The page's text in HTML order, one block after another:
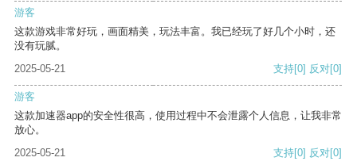
游客
这款游戏非常好玩，画面精美，玩法丰富。我已经玩了好几个小时，还
没有玩腻。
2025-05-21
支持[0] 反对[0]
游客
这款加速器app的安全性很高，使用过程中不会泄露个人信息，让我非常
放心。
2025-05-21
支持[0] 反对[0]